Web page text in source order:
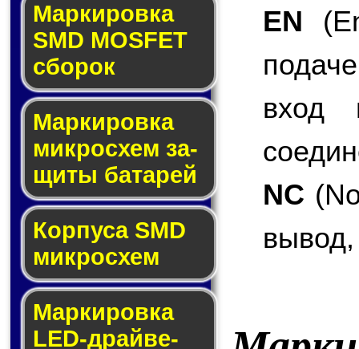
Мар­ки­ров­ка
SMD MOSFET
сбо­рок
Мар­ки­ров­ка
мик­ро­схем за­
щи­ты ба­та­рей
Корпуса SMD
мик­ро­схем
Маркировка
LED-драй­ве­
EN
вход
NC
вывод,